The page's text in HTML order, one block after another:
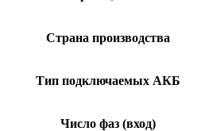
Страна производства
Тип подключаемых АКБ
Число фаз (вход)